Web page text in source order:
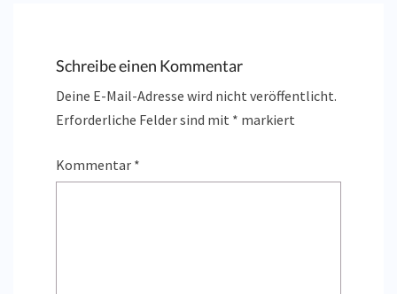
Schreibe einen Kommentar
Deine E-Mail-Adresse wird nicht veröffentlicht.
Erforderliche Felder sind mit * markiert
Kommentar *